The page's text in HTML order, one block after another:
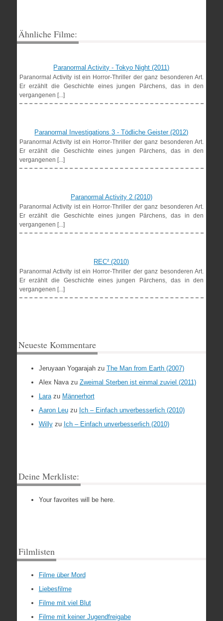
Ähnliche Filme:
Paranormal Activity - Tokyo Night (2011)
Paranormal Activity ist ein Horror-Thriller der ganz besonderen Art.
Er erzählt die Geschichte eines jungen Pärchens, das in den
vergangenen [...]
Paranormal Investigations 3 - Tödliche Geister (2012)
Paranormal Activity ist ein Horror-Thriller der ganz besonderen Art.
Er erzählt die Geschichte eines jungen Pärchens, das in den
vergangenen [...]
Paranormal Activity 2 (2010)
Paranormal Activity ist ein Horror-Thriller der ganz besonderen Art.
Er erzählt die Geschichte eines jungen Pärchens, das in den
vergangenen [...]
REC² (2010)
Paranormal Activity ist ein Horror-Thriller der ganz besonderen Art.
Er erzählt die Geschichte eines jungen Pärchens, das in den
vergangenen [...]
Neueste Kommentare
Jeruyaan Yogarajahzu The Man from Earth (2007)
Alex Navazu Zweimal Sterben ist einmal zuviel (2011)
Larazu Männerhort
Aaron Leuzu Ich – Einfach unverbesserlich (2010)
Willyzu Ich – Einfach unverbesserlich (2010)
Deine Merkliste:
Your favorites will be here.
Filmlisten
Filme über Mord
Liebesfilme
Filme mit viel Blut
Filme mit keiner Jugendfreigabe